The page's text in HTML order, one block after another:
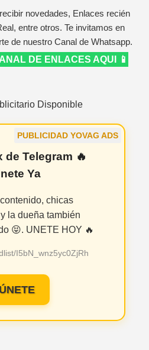
novedades, Enlaces recién
entre otros. Te invitamos en
de nuestro Canal de Whatsapp.
DE ENLACES AQUI 📱
Disponible
PUBLICIDAD YOVAG ADS
de Telegram 🔥
Ya
chicas
la dueña también
😝. UNETE HOY 🔥
I5bN_wnz5yc0ZjRh
ÚNETE